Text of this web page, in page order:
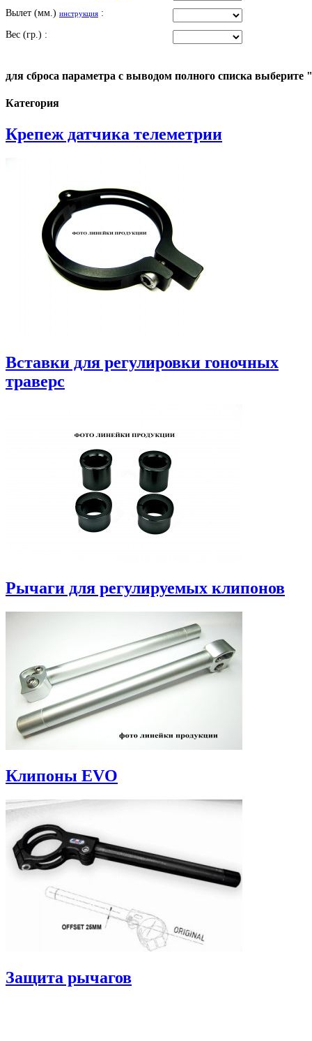
Вылет (мм.) инструкция :
Вес (гр.) :
для сброса параметра с выводом полного списка
Категория
Крепеж датчика телеметрии
Вставки для регулировки гоночных
траверс
Рычаги для регулируемых клипонов
Клипоны EVO
Защита рычагов